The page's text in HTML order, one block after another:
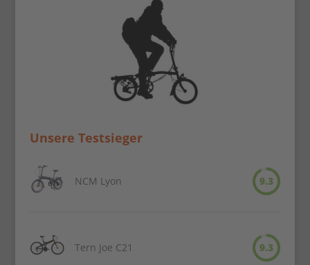
Unsere Testsieger
NCM Lyon 9.3
Tern Joe C21 9.3